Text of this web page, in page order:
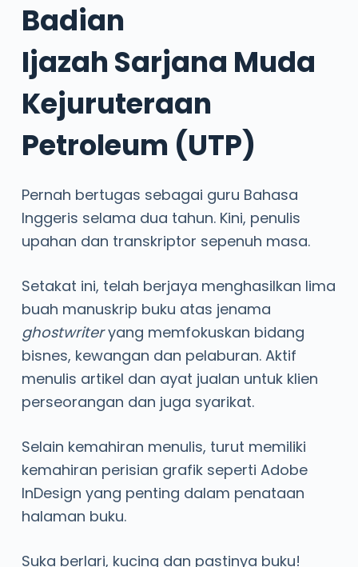
Badian
Ijazah Sarjana Muda
Kejuruteraan
Petroleum (UTP)
Pernah bertugas sebagai guru Bahasa
Inggeris selama dua tahun. Kini, penulis
upahan dan transkriptor sepenuh masa.
Setakat ini, telah berjaya menghasilkan lima
buah manuskrip buku atas jenama
ghostwriteryang memfokuskan bidang
bisnes, kewangan dan pelaburan. Aktif
menulis artikel dan ayat jualan untuk klien
perseorangan dan juga syarikat.
Selain kemahiran menulis, turut memiliki
kemahiran perisian grafik seperti Adobe
InDesign yang penting dalam penataan
halaman buku.
Suka berlari, kucing dan pastinya buku!